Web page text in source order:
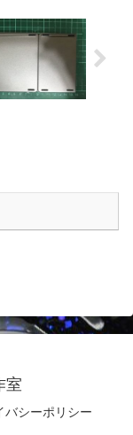
室
バシーポリシー